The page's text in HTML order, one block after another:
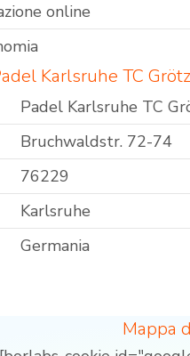
online
Karlsruhe TC
Padel Karlsruhe TC
Bruchwaldstr. 72-74
76229
Karlsruhe
Germania
Mappa